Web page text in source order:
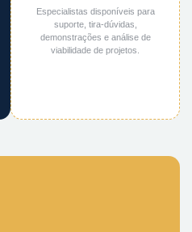
Especialistas disponíveis para
suporte, tira-dúvidas,
demonstrações e análise de
viabilidade de projetos.